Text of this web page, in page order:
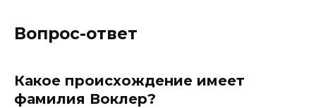
Вопрос-ответ
Какое происхождение имеет
фамилия Воклер?